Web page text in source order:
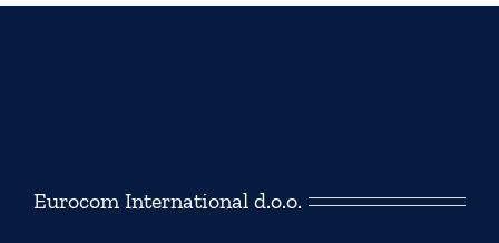
Eurocom International d.o.o.